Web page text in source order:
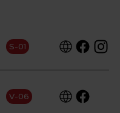
S-01
V-06